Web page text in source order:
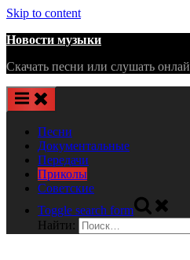
Skip to content
Новости музыки
Скачать песни или слушать
Песни
Документальные
Передачи
Приколы
Советские
Toggle search form
Найти: